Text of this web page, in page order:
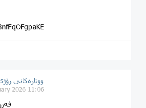
ووتارەکانی
2026 11:06
🔹